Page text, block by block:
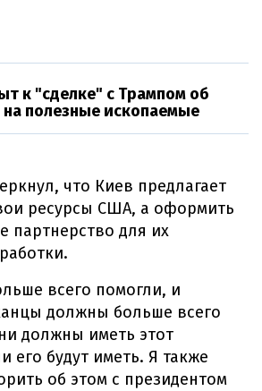
к "сделке" с Трампом об
полезные ископаемые
что Киев предлагает
ресурсы США, а оформить
партнерство для их
всего помогли, и
должны больше всего
должны иметь этот
его будут иметь. Я также
об этом с президентом